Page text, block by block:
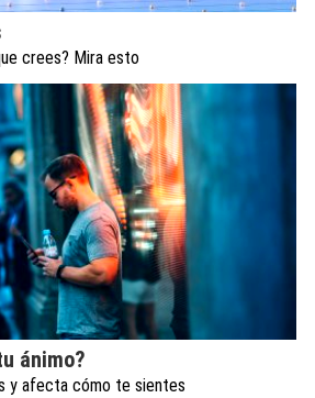
crees? Mira esto
ánimo?
y afecta cómo te sientes